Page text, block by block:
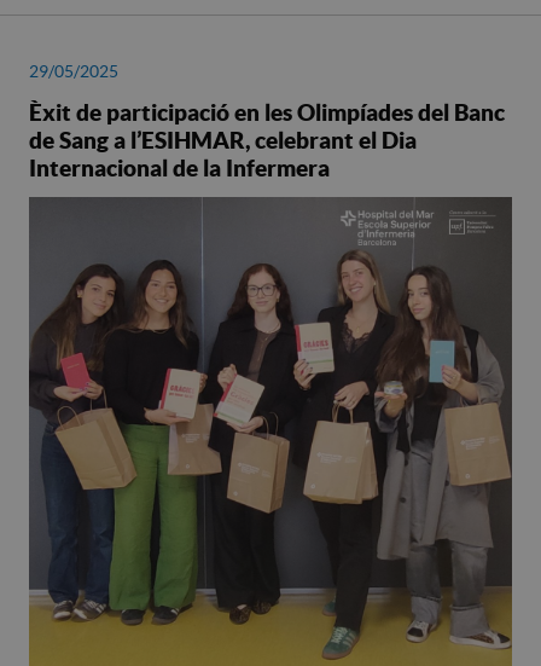
29/05/2025
Èxit de participació en les Olimpíades del Banc
de Sang a l’ESIHMAR, celebrant el Dia
Internacional de la Infermera